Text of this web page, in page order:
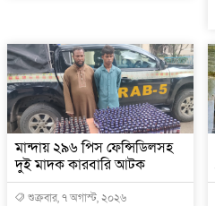
মান্দায় ২৯৬ পিস ফেন্সিডিলসহ
দুই মাদক কারবারি আটক
শুক্রবার, ৭ অগাস্ট, ২০২৬